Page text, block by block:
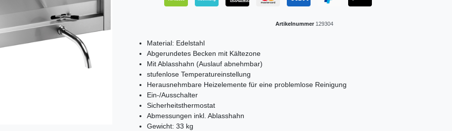
Artikelnummer 129304
Material: Edelstahl
Abgerundetes Becken mit Kältezone
Mit Ablasshahn (Auslauf abnehmbar)
stufenlose Temperatureinstellung
Herausnehmbare Heizelemente für eine problemlose Reinigung
Ein-/Ausschalter
Sicherheitsthermostat
Abmessungen inkl. Ablasshahn
Gewicht: 33 kg